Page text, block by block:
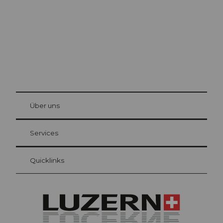
Gästekarte Luzern
Ihre Vorteile als Übernachtungsgast
at Bre
Über uns
Services
Quicklinks